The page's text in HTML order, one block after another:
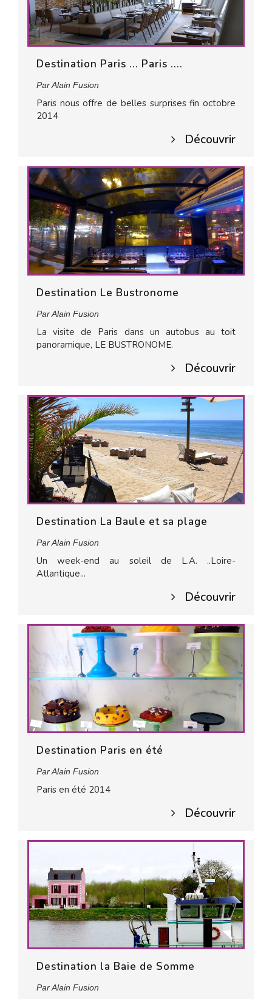
Destination Paris ... Paris ....
Par Alain Fusion
Paris nous offre de belles surprises fin octobre
2014
Découvrir
Destination Le Bustronome
Par Alain Fusion
La visite de Paris dans un autobus au toit
panoramique, LE BUSTRONOME.
Découvrir
Destination La Baule et sa plage
Par Alain Fusion
Un week-end au soleil de L.A. ..Loire-
Atlantique...
Découvrir
Destination Paris en été
Par Alain Fusion
Paris en été 2014
Découvrir
Destination la Baie de Somme
Par Alain Fusion